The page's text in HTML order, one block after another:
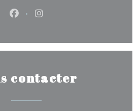
Facebook ((ouvre une
Instagram ((ouvre une
contacter